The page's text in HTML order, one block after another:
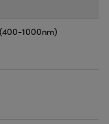
1000nm)